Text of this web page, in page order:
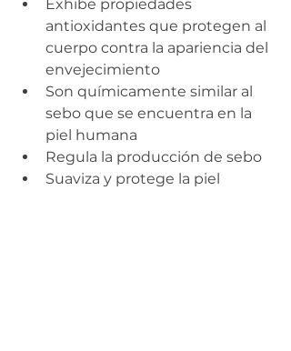
Exhibe propiedades
antioxidantes que protegen al
cuerpo contra la apariencia del
envejecimiento
Son químicamente similar al
sebo que se encuentra en la
piel humana
Regula la producción de sebo
Suaviza y protege la piel